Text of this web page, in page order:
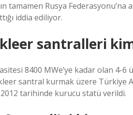
tamamen Rusya
iddia ediliyor.
santralleri
8400 MWe’ye kadar olan 4-6
santral kurmak üzere Türkiye
2012 tarihinde kurucu statü verildi.